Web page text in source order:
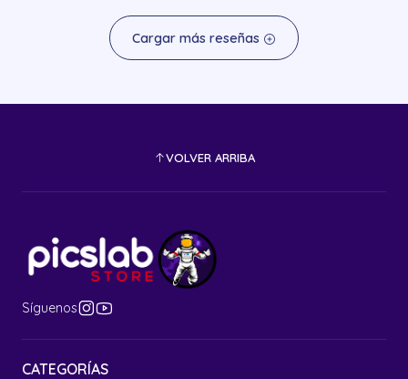
Cargar más reseñas
VOLVER ARRIBA
Síguenos
CATEGORÍAS